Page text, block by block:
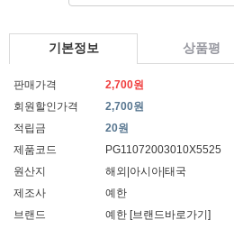
기본정보 상품평
판매가격
2,700원
회원할인가격
2,700원
적립금
20원
제품코드
PG11072003010X5525
원산지
해외|아시아|태국
제조사
예한
브랜드
예한 [브랜드바로가기]